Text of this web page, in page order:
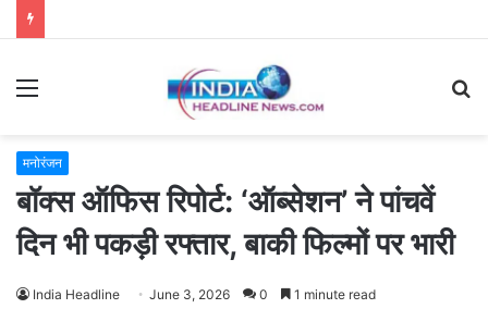
Menu
मनोरंजन
बॉक्स ऑफिस रिपोर्ट: ‘ऑब्सेशन’ ने पांचवें
दिन भी पकड़ी रफ्तार, बाकी फिल्मों पर भारी
India Headline June 3, 2026 0 1 minute read